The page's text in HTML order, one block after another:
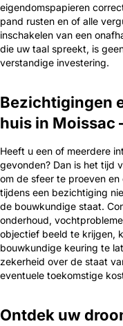
eigendomspapieren
pand rusten en of alle
inschakelen van een
die uw taal spreekt, is
verstandige investering.
Bezichtigingen
huis in Moissac
Heeft u een of meerdere
gevonden? Dan is het tijd
om de sfeer te proeven
tijdens een bezichtiging
de bouwkundige staat.
onderhoud,
objectief beeld te krijgen,
bouwkundige keuring te
zekerheid over de staat
eventuele toekomstige
Ontdek uw